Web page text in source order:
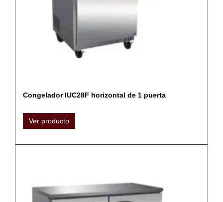
Congelador IUC28F horizontal de 1 puerta
Ver producto